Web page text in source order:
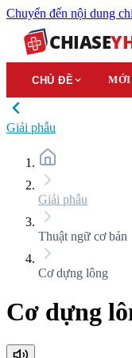
Chuyển đến nội dung
CHIASE
CHỦ ĐỀ
Giải phẫu
Giải phẫu
Thuật ngữ cơ bản
Cơ dựng lông
Cơ dựng